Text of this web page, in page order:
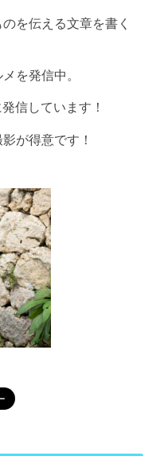
を伝える文章を書く
を発信中。
信しています！
が得意です！